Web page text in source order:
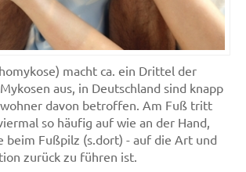
macht ca. ein Drittel der
aus, in Deutschland sind knapp
davon betroffen. Am Fuß tritt
so häufig auf wie an der Hand,
beim Fußpilz (s.dort) - auf die Art und
zurück zu führen ist.